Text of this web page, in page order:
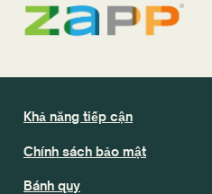
Khả năng tiếp cận
Chính sách bảo mật
Bánh quy